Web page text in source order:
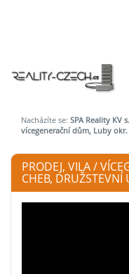
Nacházíte se: SPA Reality KV
vícegenerační dům, Luby
PRODEJ, VILA /
CHEB, DRUŽSTEVNÍ